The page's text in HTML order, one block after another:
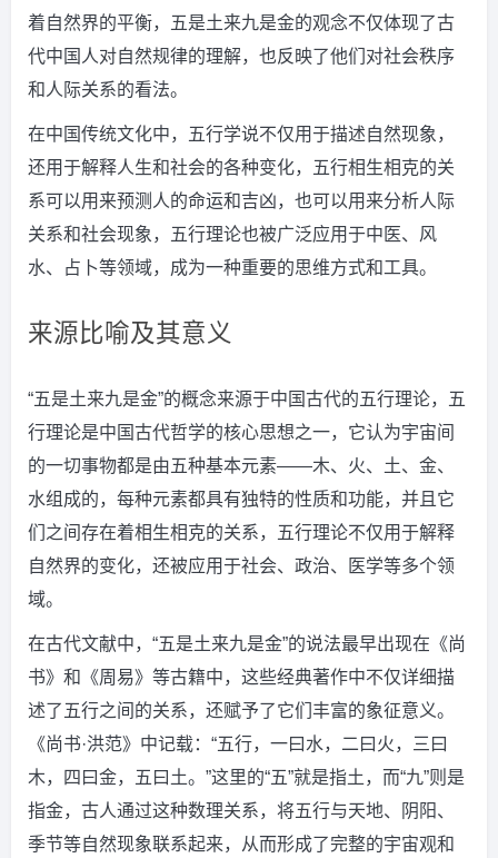
着自然界的平衡，五是土来九是金的观念不仅体现了古
代中国人对自然规律的理解，也反映了他们对社会秩序
和人际关系的看法。
在中国传统文化中，五行学说不仅用于描述自然现象，
还用于解释人生和社会的各种变化，五行相生相克的关
系可以用来预测人的命运和吉凶，也可以用来分析人际
关系和社会现象，五行理论也被广泛应用于中医、风
水、占卜等领域，成为一种重要的思维方式和工具。
来源比喻及其意义
“五是土来九是金”的概念来源于中国古代的五行理论，五
行理论是中国古代哲学的核心思想之一，它认为宇宙间
的一切事物都是由五种基本元素——木、火、土、金、
水组成的，每种元素都具有独特的性质和功能，并且它
们之间存在着相生相克的关系，五行理论不仅用于解释
自然界的变化，还被应用于社会、政治、医学等多个领
域。
在古代文献中，“五是土来九是金”的说法最早出现在《尚
书》和《周易》等古籍中，这些经典著作中不仅详细描
述了五行之间的关系，还赋予了它们丰富的象征意义。
《尚书·洪范》中记载：“五行，一曰水，二曰火，三曰
木，四曰金，五曰土。”这里的“五”就是指土，而“九”则是
指金，古人通过这种数理关系，将五行与天地、阴阳、
季节等自然现象联系起来，从而形成了完整的宇宙观和